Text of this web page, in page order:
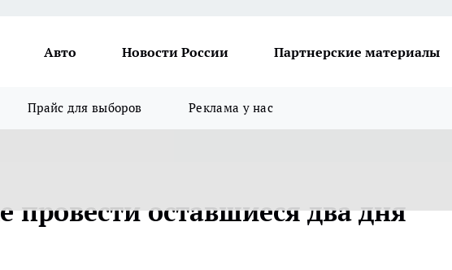
Авто Новости России Партнерские материалы
Прайс для выборов Реклама у нас
провести оставшиеся два дня